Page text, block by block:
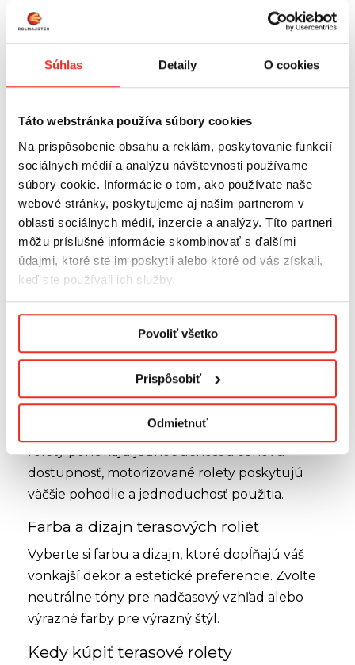
Súhlas Detaily O cookies
Táto webstránka používa súbory cookies
Na prispôsobenie obsahu a reklám, poskytovanie funkcií
sociálnych médií a analýzu návštevnosti používame
súbory cookie. Informácie o tom, ako používate naše
webové stránky, poskytujeme aj našim partnerom v
oblasti sociálnych médií, inzercie a analýzy. Títo partneri
môžu príslušné informácie skombinovať s ďalšími
údajmi, ktoré ste im poskytli alebo ktoré od vás získali,
keď ste používali ich služby.
Podmienky ochrany osobných údajov.
Povoliť všetko
Prispôsobiť
Odmietnuť
je najvyššej kvality, špeciálne navrhnutý a
vyrobený pre veľké a pevné vonkajšie rolety.
hliníkovej trubici, ktorá zaisťuje stabilitu, zatiaľ
pre väčšiu pevnosť.
Výber správnych terasových roliet
Pri výbere terasových roliet pre váš vonkajší
priestor je potrebné zvážiť niekoľko faktorov:
Veľkosť a rozmery vášho priestoru
Zmerajte si terasu alebo vonkajší priestor, aby
ste určili vhodnú veľkosť a rozmery pre vaše
rolety. Zvážte výšku a šírku priestoru, aby ste
zabezpečili správne pokrytie a funkčnosť.
Možnosti ovládania roliet
Rozhodnite sa, či uprednostňujete manuálny
alebo motorický mechanizmus ovládania
vašich terasových roliet. Zatiaľ čo manuálne
rolety ponúkajú jednoduchosť a cenovú
dostupnosť, motorizované rolety poskytujú
väčšie pohodlie a jednoduchosť použitia.
Farba a dizajn terasových roliet
Vyberte si farbu a dizajn, ktoré dopĺňajú váš
vonkajší dekor a estetické preferencie. Zvoľte
neutrálne tóny pre nadčasový vzhľad alebo
výrazné farby pre výrazný štýl.
Kedy kúpiť terasové rolety